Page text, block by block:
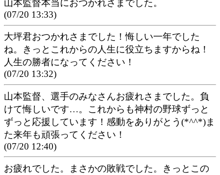
山本監督本当におつかれさまでした。
(07/20 13:33)
大坪君おつかれさまでした！悔しい一年でした
ね。きっとこれからの人生に役立ちますからね！
人生の勝者になってください！
(07/20 13:32)
山本監督、選手のみなさんお疲れさまでした。負
けて悔しいです…。これからも神村の野球ずっと
ずっと応援しています！感動をありがとう(*^^*)ま
た来年も頑張ってください！
(07/20 12:40)
お疲れでした。まさかの敗戦でした。きっとこの